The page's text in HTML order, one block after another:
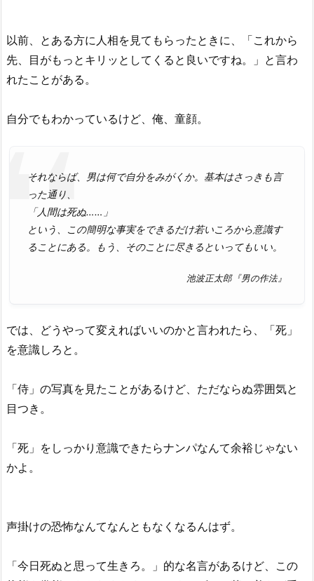
以前、とある方に人相を見てもらったときに、「これから
先、目がもっとキリッとしてくると良いですね。」と言わ
れたことがある。
自分でもわかっているけど、俺、童顔。
それならば、男は何で自分をみがくか。基本はさっきも言
った通り、
「人間は死ぬ……」
という、この簡明な事実をできるだけ若いころから意識す
ることにある。もう、そのことに尽きるといってもいい。
池波正太郎『男の作法』
では、どうやって変えればいいのかと言われたら、「死」
を意識しろと。
「侍」の写真を見たことがあるけど、ただならぬ雰囲気と
目つき。
「死」をしっかり意識できたらナンパなんて余裕じゃない
かよ。
声掛けの恐怖なんてなんともなくなるんはず。
「今日死ぬと思って生きろ。」的な名言があるけど、この